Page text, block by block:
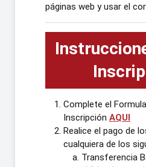
páginas web y usar el
Complete el
Inscripción AQUI
Realice el pago de
cualquiera de los
Transferencia